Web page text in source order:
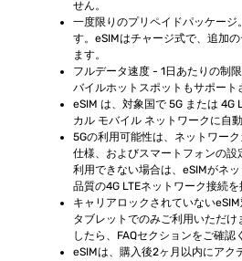
せん。
一度限りのプリペイドパッケー
す。eSIMはチャージ式で、追加
ます。
フルデータ速度 - 1日あたりの制
バイルホットスポットもサポート
eSIM は、対象国で 5G または 4G
カル モバイル ネットワークに自
5Gの利用可能性は、ネットワー
仕様、およびスマートフォンの
利用できない場合は、eSIMがネ
品質の4G LTEネットワーク接続を
キャリアロックされていない
タブレットでのみご利用いただけ
したら、FAQセクションをご確認
eSIMは、購入後2ヶ月以内にアク